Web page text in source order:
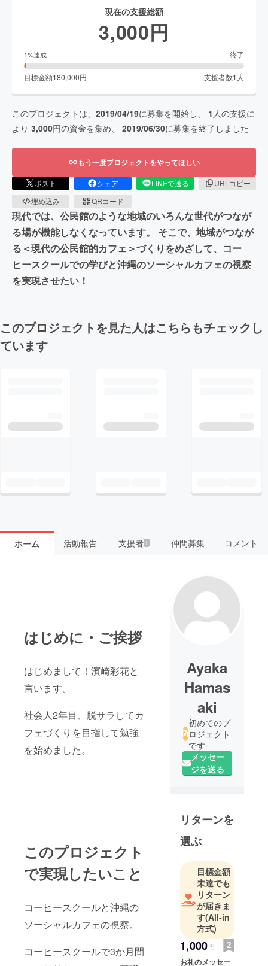
現在の支援総額
3,000円
1%達成 終了
目標金額180,000円 支援者数1 人
このプロジェクトは、 2019/04/19に募集を開始し、 1 人の支援に
より 3,000円の資金を集め、 2019/06/30に募集を終了しました
もう一度プロジェクトをやってほしい
ポスト シェア LINEで送る
URLコピー
埋め込み
QRコード
現代では、公民館のような地域のいろんな世代がつなが
る場が機能しなくなっています。 そこで、地域がつなが
る＜現代の公民館的カフェ＞づくりをめざして、コー
ヒースクールでの学びと沖縄のソーシャルカフェの視察
を実現させたい！
このプロジェクトを見た人はこちらもチェックし
ています
ホーム 活動報告 支援者 1 仲間募集 コメント
はじめに・ご挨拶
はじめまして！濱崎彩花と
言います。
社会人2年目、脱サラしてカ
フェづくりを目指して勉強
を始めました。
このプロジェクト
で実現したいこと
コーヒースクールと沖縄の
ソーシャルカフェの視察。
コーヒースクールで3か月間
Ayaka
Hamas
aki
初めてのプ
ロジェクト
です
メッセー
ジを送る
リターンを
選ぶ
目標金額
未達でも
リターン
が届きま
す(All-in
方式)
1,000円
お礼のメッセー